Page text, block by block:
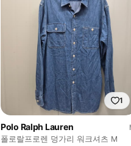
1
Polo Ralph Lauren
폴로랄프로렌 덩가리 워크셔츠 M